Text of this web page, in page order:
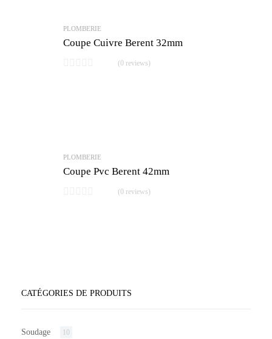
PLOMBERIE
Coupe Cuivre Berent 32mm
(0 reviews)
PLOMBERIE
Coupe Pvc Berent 42mm
(0 reviews)
CATÉGORIES DE PRODUITS
Soudage 10